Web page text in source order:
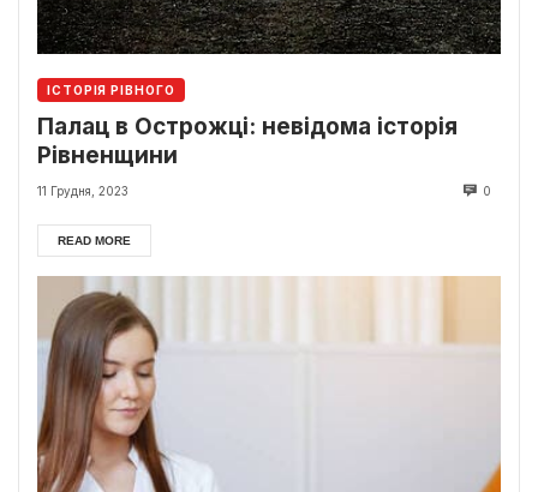
ІСТОРІЯ РІВНОГО
Палац в Острожці: невідома історія
Рівненщини
11 Грудня, 2023 0
READ MORE